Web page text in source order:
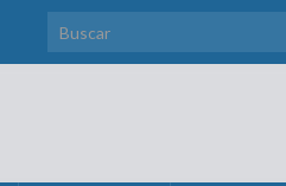
Search for: